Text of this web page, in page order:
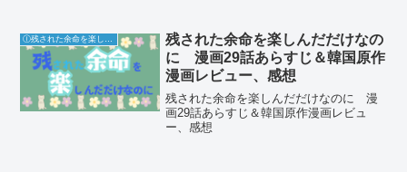
Ⓘ残された余命を楽しんだだけなのに
残された余命を楽しんだだけなの
に 漫画29話あらすじ＆韓国原作
漫画レビュー、感想
残された余命を楽しんだだけなのに 漫
画29話あらすじ＆韓国原作漫画レビュ
ー、感想